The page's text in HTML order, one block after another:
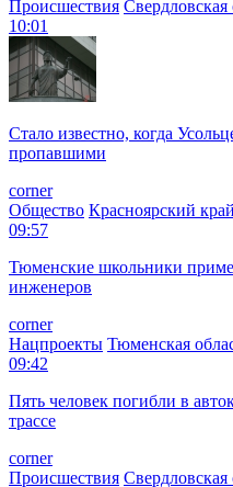
Минобороны: ВС РФ
логистику в Изюме
corner
Политика Москва
10:16
Металлурги получат скидки
corner
10:06
Зарплаты в Свердловской
corner
10:02